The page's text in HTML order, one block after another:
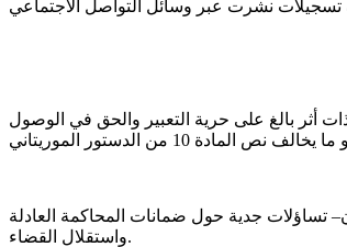
أثر بالغ على حرية التعبير والحق في الوصول
تساؤلات جدية حول ضمانات المحاكمة العادلة
واستقلال القضاء.